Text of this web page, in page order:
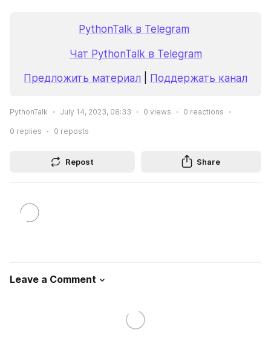
PythonTalk в Telegram
Чат PythonTalk в Telegram
Предложить материал Поддержать канал
PythonTalk July 14, 2023, 08:33 0 views 0 reactions
0 replies 0 reposts
Repost Share
Leave a Comment